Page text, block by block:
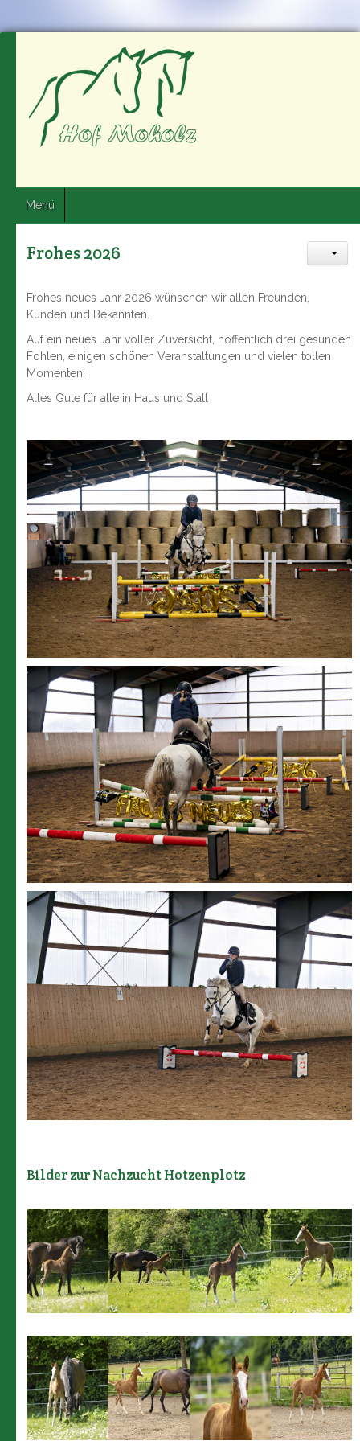
Menü
Frohes 2026
Frohes neues Jahr 2026 wünschen wir allen Freunden,
Kunden und Bekannten.
Auf ein neues Jahr voller Zuversicht, hoffentlich drei gesunden
Fohlen, einigen schönen Veranstaltungen und vielen tollen
Momenten!
Alles Gute für alle in Haus und Stall
Bilder zur Nachzucht Hotzenplotz